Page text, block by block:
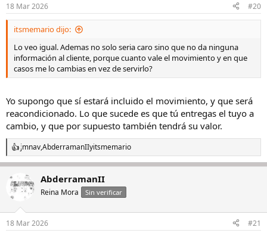
e
s
18 Mar 2026 #20
itsmemario dijo:
Lo veo igual. Ademas no solo seria caro sino que no da ninguna
información al cliente, porque cuanto vale el movimiento y en que
casos me lo cambias en vez de servirlo?
Yo supongo que sí estará incluido el movimiento, y que será
reacondicionado. Lo que sucede es que tú entregas el tuyo a
cambio, y que por supuesto también tendrá su valor.
R
e
c
c
i
e
jmnav,AbderramanIIyitsmemario
AbderramanII
Reina Mora Sin verificar
18 Mar 2026 #21